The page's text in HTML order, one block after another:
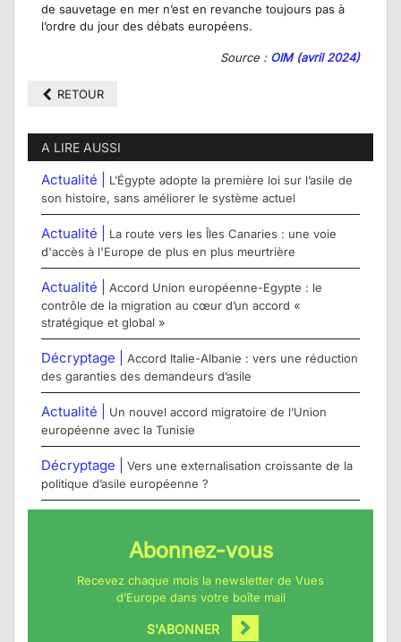
de sauvetage en mer n’est en revanche toujours pas à
l’ordre du jour des débats européens.
Source : OIM (avril 2024)
RETOUR
A LIRE AUSSI
Actualité |
L’Égypte adopte la première loi sur l’asile de
son histoire, sans améliorer le système actuel
Actualité |
La route vers les Îles Canaries : une voie
d'accès à l'Europe de plus en plus meurtrière
Actualité | Accord Union européenne-Egypte : le
contrôle de la migration au cœur d’un accord «
stratégique et global »
Décryptage | Accord Italie-Albanie : vers une réduction
des garanties des demandeurs d’asile
Actualité |
Un nouvel accord migratoire de l’Union
européenne avec la Tunisie
Décryptage | Vers une externalisation croissante de la
politique d’asile européenne ?
Abonnez-vous
Recevez chaque mois la newsletter de Vues
d’Europe dans votre boîte mail
S'ABONNER